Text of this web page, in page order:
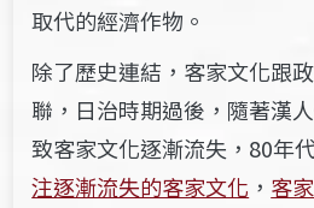
取代的經濟作物。
除了歷史連結，客家文化跟
聯，日治時期過後，隨著漢
致客家文化逐漸流失，80年
注逐漸流失的客家文化 ， 客